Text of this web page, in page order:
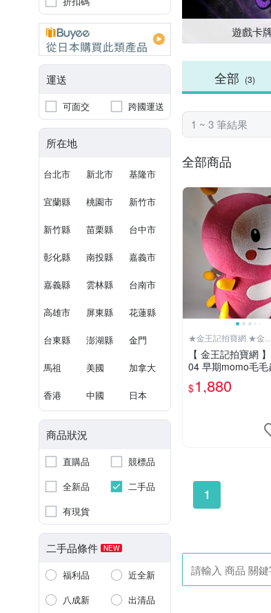
運送
可面交 跨國運送
所在地
台北市 新北市 基隆市
宜蘭縣 桃園市 新竹市
新竹縣 苗栗縣 台中市
彰化縣 南投縣 嘉義市
嘉義縣 雲林縣 台南市
高雄市 屏東縣 花蓮縣
台東縣 澎湖縣 金門
馬祖 美國 加拿大
香港 中國 日本
商品狀況
直購品
競標品
全新品
二手品
有現貨
二手品條件 NEW
福利品
近全新
八成新
出清品
遊戲卡
全部 (3)
1 ~ 3 筆結果
全部商品
★金王記拍寶網 ★金王
記拍寶趣
【 金王記拍寶網
04 早期momo毛毛
$1,880
1